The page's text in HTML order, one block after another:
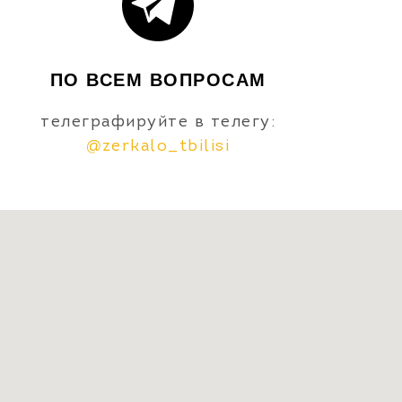
ПО ВСЕМ ВОПРОСАМ
телеграфируйте в телегу:
@zerkalo_tbilisi